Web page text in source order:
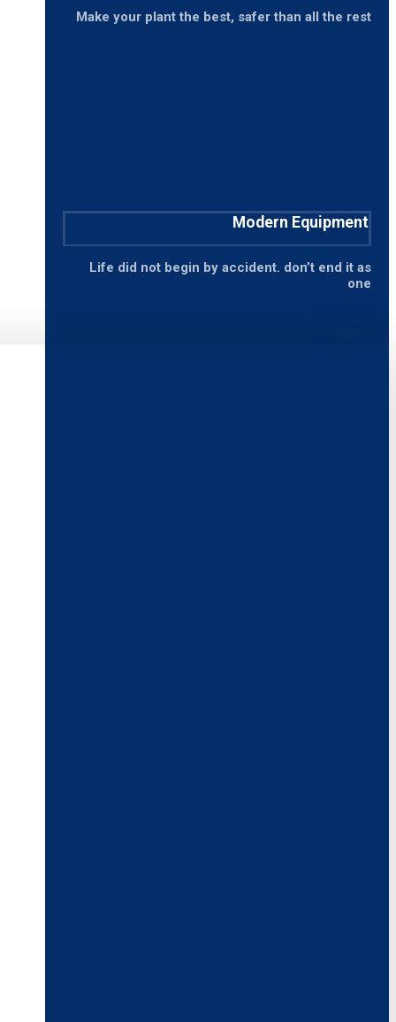
Make your plant the best, safer than all the rest
Modern Equipment
Life did not begin by accident. don’t end it as
one